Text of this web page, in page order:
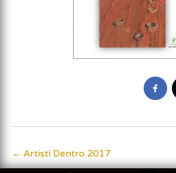
Post
← Artisti Dentro 2017